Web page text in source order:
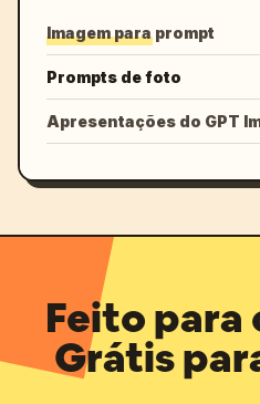
Imagem para prompt
Prompts de foto
Apresentações do GPT
Feito para
Grátis